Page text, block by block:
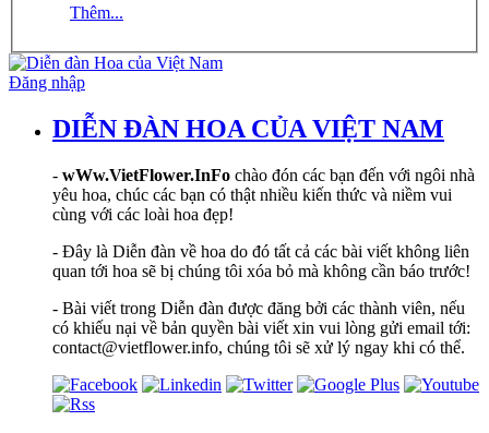
Thêm...
Đăng nhập
DIỄN ĐÀN HOA CỦA VIỆT NAM
- wWw.VietFlower.InFo chào đón các bạn đến với ngôi nhà
yêu hoa, chúc các bạn có thật nhiều kiến thức và niềm vui
cùng với các loài hoa đẹp!
- Đây là Diễn đàn về hoa do đó tất cả các bài viết không liên
quan tới hoa sẽ bị chúng tôi xóa bỏ mà không cần báo trước!
- Bài viết trong Diễn đàn được đăng bởi các thành viên, nếu
có khiếu nại về bản quyền bài viết xin vui lòng gửi email tới:
contact@vietflower.info, chúng tôi sẽ xử lý ngay khi có thể.